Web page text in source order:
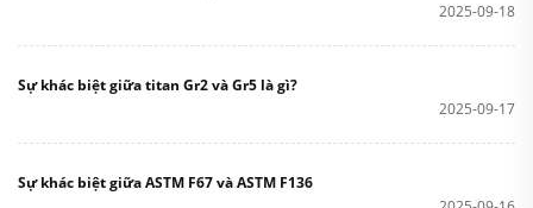
2025-09-18
Sự khác biệt giữa titan Gr2 và Gr5 là gì?
2025-09-17
Sự khác biệt giữa ASTM F67 và ASTM F136